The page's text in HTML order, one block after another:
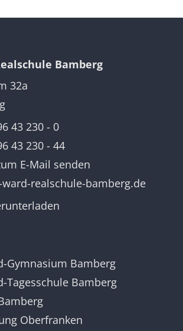
Bamberg
32a
43 230 - 0
43 230 - 44
E-Mail senden
realschule-bamberg.de
Gymnasium Bamberg
Tagesschule Bamberg
Oberfranken